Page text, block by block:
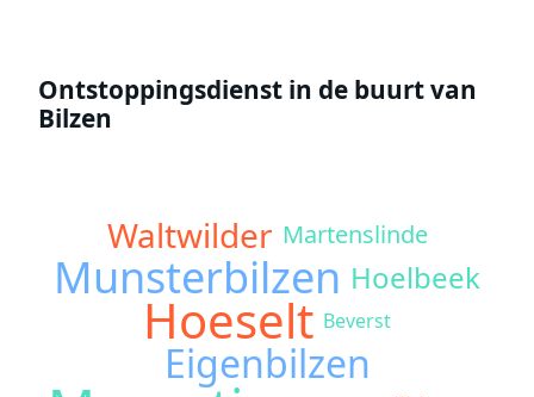
Ontstoppingsdienst in de buurt van
Bilzen
Waltwilder Martenslinde
Munsterbilzen Hoelbeek
Hoeselt Beverst
Eigenbilzen